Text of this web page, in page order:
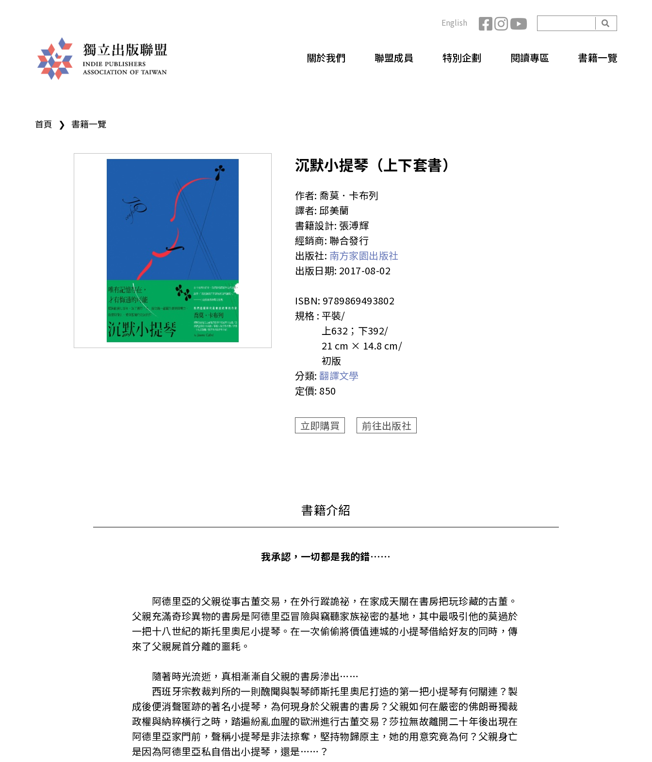
尋
始
尋
English
立
關於我們 聯盟成員 特別企劃 閱讀專區 書籍一覽
在
首頁 ❯ 書籍一覽
沉默小提琴（上下套書）
作者: 喬莫．卡布列
譯者:邱美蘭
書籍設計: 張溥輝
經銷商: 聯合發行
出版社: 南方家園出版社
出版日期: 2017-08-02
ISBN: 9789869493802
規格 : 平裝
上632；下392
21 cm × 14.8 cm
初版
分類:翻譯文學
定價: 850
立即購買 前往出版社
我承認，一切都是我的錯……
阿德里亞的父親從事古董交易，在外行蹤詭祕，在家成天關在書房把玩珍藏的古董。
父親充滿奇珍異物的書房是阿德里亞冒險與竊聽家族祕密的基地，其中最吸引他的莫過於
一把十八世紀的斯托里奧尼小提琴。在一次偷偷將價值連城的小提琴借給好友的同時，傳
來了父親屍首分離的噩耗。
隨著時光流逝，真相漸漸自父親的書房滲出……
西班牙宗教裁判所的一則醜聞與製琴師斯托里奧尼打造的第一把小提琴有何關連？製
成後便消聲匿跡的著名小提琴，為何現身於父親書的書房？父親如何在嚴密的佛朗哥獨裁
政權與納粹橫行之時，踏遍紛亂血腥的歐洲進行古董交易？莎拉無故離開二十年後出現在
阿德里亞家門前，聲稱小提琴是非法掠奪，堅持物歸原主，她的用意究竟為何？父親身亡
是因為阿德里亞私自借出小提琴，還是……？